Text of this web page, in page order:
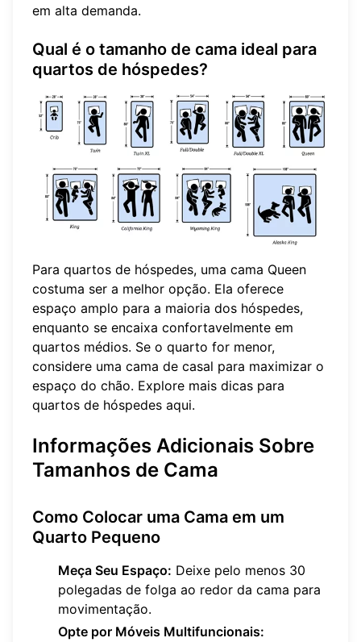
em alta demanda.
Qual é o tamanho de cama ideal para
quartos de hóspedes?
Para quartos de hóspedes, uma cama Queen
costuma ser a melhor opção. Ela oferece
espaço amplo para a maioria dos hóspedes,
enquanto se encaixa confortavelmente em
quartos médios. Se o quarto for menor,
considere uma cama de casal para maximizar o
espaço do chão. Explore mais dicas para
quartos de hóspedes aqui.
Informações Adicionais Sobre
Tamanhos de Cama
Como Colocar uma Cama em um
Quarto Pequeno
Meça Seu Espaço: Deixe pelo menos 30
polegadas de folga ao redor da cama para
movimentação.
Opte por Móveis Multifuncionais: